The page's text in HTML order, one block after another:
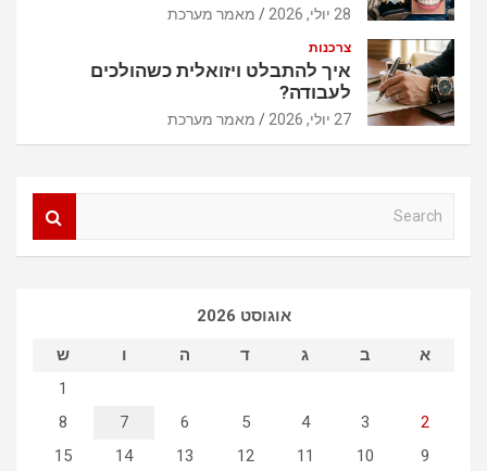
28 יולי, 2026 מאמר מערכת
צרכנות
איך להתבלט ויזואלית כשהולכים
לעבודה?
27 יולי, 2026 מאמר מערכת
אוגוסט 2026
א
ב ג ד ה ו
ש
1
2
3
4
5
6
7
8
9
10
11
12
13
14
15